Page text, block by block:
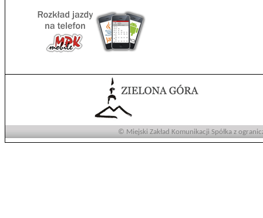
© Miejski Zakład Komunikacji Spółka z